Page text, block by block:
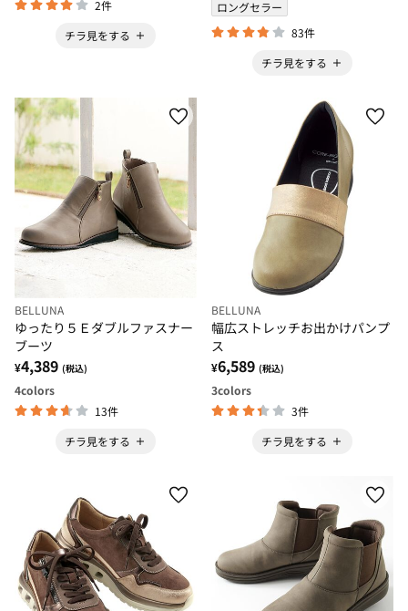
2件
チラ見をする
ロングセラー
83件
チラ見をする
BELLUNA
ゆったり５Ｅダブルファスナー
ブーツ
¥4,389 (税込)
4colors
13件
チラ見をする
BELLUNA
幅広ストレッチお出かけパンプ
ス
¥6,589 (税込)
3colors
3件
チラ見をする